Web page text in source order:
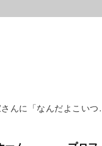
んに「なんだよこい